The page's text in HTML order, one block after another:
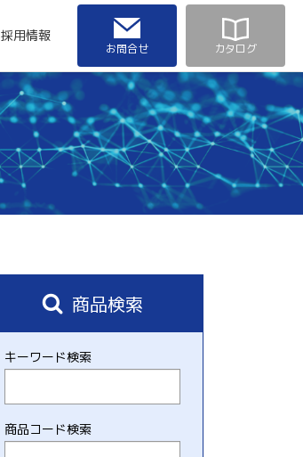
採用情報
お問合せ カタログ
商品検索
キーワード検索
商品コード検索